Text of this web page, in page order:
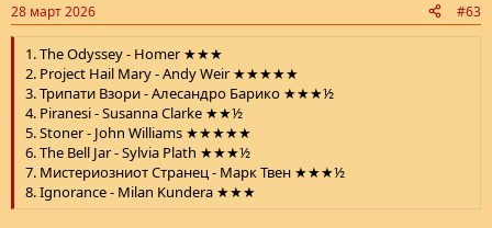
s
:
28 март 2026 #63
1. The Odyssey - Homer ★★★
2. Project Hail Mary - Andy Weir ★★★★★
3. Трипати Взори - Алесандро Барико ★★★½
4. Piranesi - Susanna Clarke ★★½
5. Stoner - John Williams ★★★★★
6. The Bell Jar - Sylvia Plath ★★★½
7. Мистериозниот Странец - Марк Твен ★★★½
8. Ignorance - Milan Kunderа ★★★